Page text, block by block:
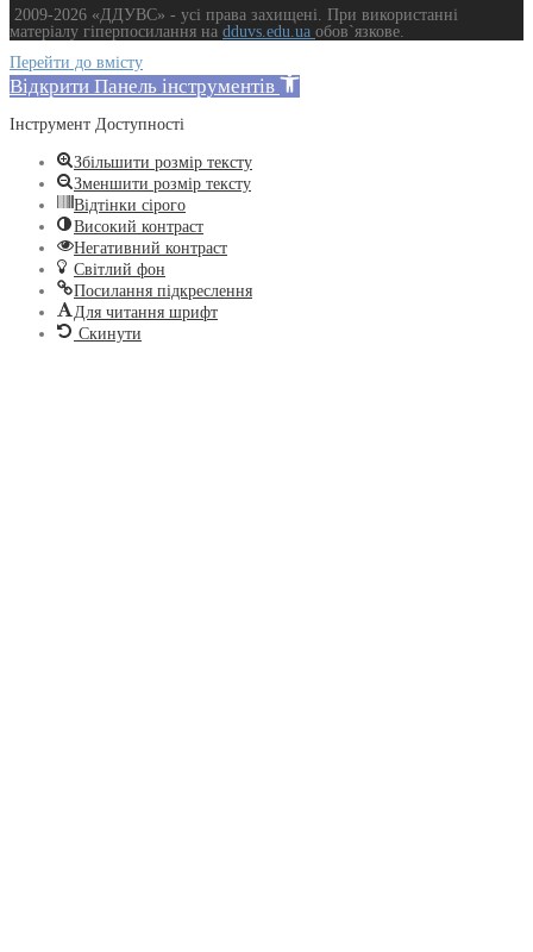
2009-2026 «ДДУВС» - усi права захищенi. При використанні
матеріалу гіперпосилання на dduvs.edu.ua обов`язкове.
Перейти до вмісту
Відкрити Панель інструментів
Інструмент Доступності
Збільшити розмір тексту
Зменшити розмір тексту
Відтінки сірого
Високий контраст
Негативний контраст
Світлий фон
Посилання підкреслення
Для читання шрифт
Скинути